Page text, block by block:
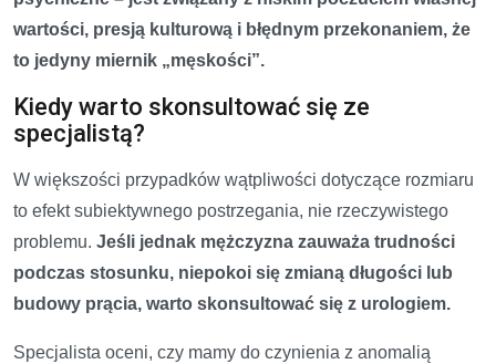
wartości, presją kulturową i błędnym przekonaniem, że
to jedyny miernik „męskości”.
Kiedy warto skonsultować się ze
specjalistą?
W większości przypadków wątpliwości dotyczące rozmiaru
to efekt subiektywnego postrzegania, nie rzeczywistego
problemu. Jeśli jednak mężczyzna zauważa trudności
podczas stosunku, niepokoi się zmianą długości lub
budowy prącia, warto skonsultować się z urologiem.
Specjalista oceni, czy mamy do czynienia z anomalią